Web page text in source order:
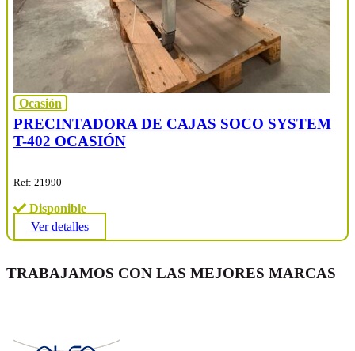
Ocasión
PRECINTADORA DE CAJAS SOCO SYSTEM
T-402 OCASIÓN
Ref: 21990
Disponible
Ver detalles
TRABAJAMOS CON LAS MEJORES MARCAS